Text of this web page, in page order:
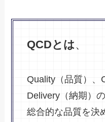
QCDとは、
Quality（品質）、
Delivery（納期）
総合的な品質を決